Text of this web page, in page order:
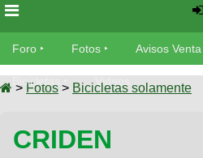
Foro
Foro
MecÃ¡nica
Fotos
SUBÃ
Avisos
Ventas
Foro Fotos Avisos Venta
Bicicletas Videos
> Fotos > Bicicletas solamente
CRIDEN